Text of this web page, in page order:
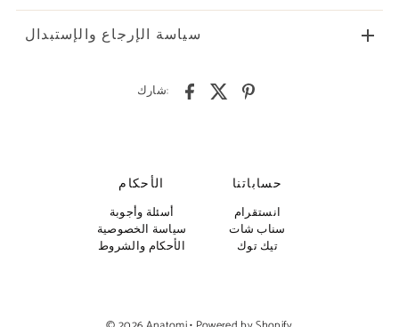
سياسة الإرجاع والإستبدال
شارك:
الأحكام
أسئلة وأجوبة
سياسة الخصوصية
الأحكام والشروط
حساباتنا
انستقرام
سناب شات
تيك توك